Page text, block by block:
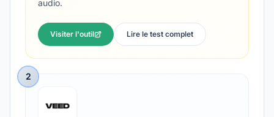
audio.
Visiter l'outil Lire le test complet
2